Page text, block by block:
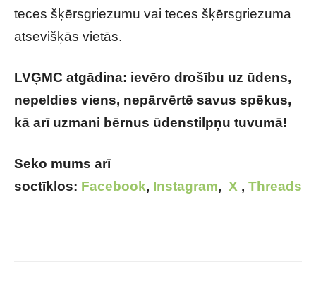
teces šķērsgriezumu vai teces šķērsgriezuma
atsevišķās vietās.
LVĢMC atgādina: ievēro drošību uz ūdens,
nepeldies viens, nepārvērtē savus spēkus,
kā arī uzmani bērnus ūdenstilpņu tuvumā!
Seko mums arī
soctīklos: Facebook, Instagram, X , Threads